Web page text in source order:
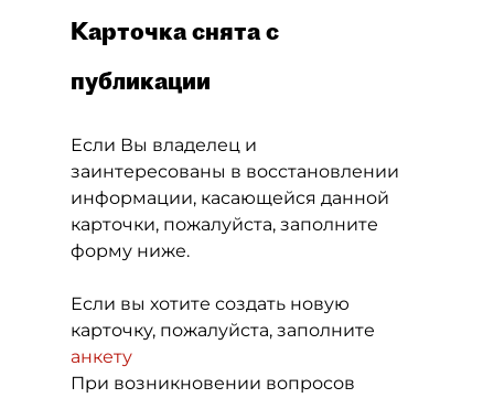
Карточка снята с
публикации
Если Вы владелец и
заинтересованы в восстановлении
информации, касающейся данной
карточки, пожалуйста, заполните
форму ниже.
Если вы хотите создать новую
карточку, пожалуйста, заполните
анкету
При возникновении вопросов